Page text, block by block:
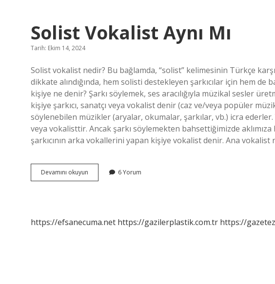
Solist Vokalist Aynı Mı
Tarih: Ekim 14, 2024
Solist vokalist nedir? Bu bağlamda, “solist” kelimesinin Türkçe
dikkate alındığında, hem solisti destekleyen şarkıcılar için hem de
kişiye ne denir? Şarkı söylemek, ses aracılığıyla müzikal sesler
kişiye şarkıcı, sanatçı veya vokalist denir (caz ve/veya popüler
söylenebilen müzikler (aryalar, okumalar, şarkılar, vb.) icra ederler.
veya vokalisttir. Ancak şarkı söylemekten bahsettiğimizde
şarkıcının arka vokallerini yapan kişiye vokalist denir. Ana vokalist
Devamını okuyun
Vokalist
6 Yorum
https://efsanecuma.net https://gazilerplastik.com.tr https://